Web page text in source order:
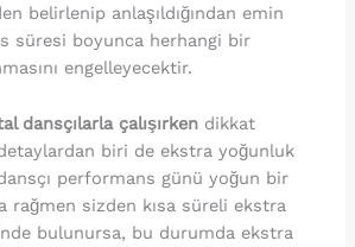
belirlenip anlaşıldığından emin
süresi boyunca herhangi bir
engelleyecektir.
dansçılarla çalışırken dikkat
biri de ekstra yoğunluk
performans günü yoğun bir
rağmen sizden kısa süreli ekstra
bulunursa, bu durumda ekstra